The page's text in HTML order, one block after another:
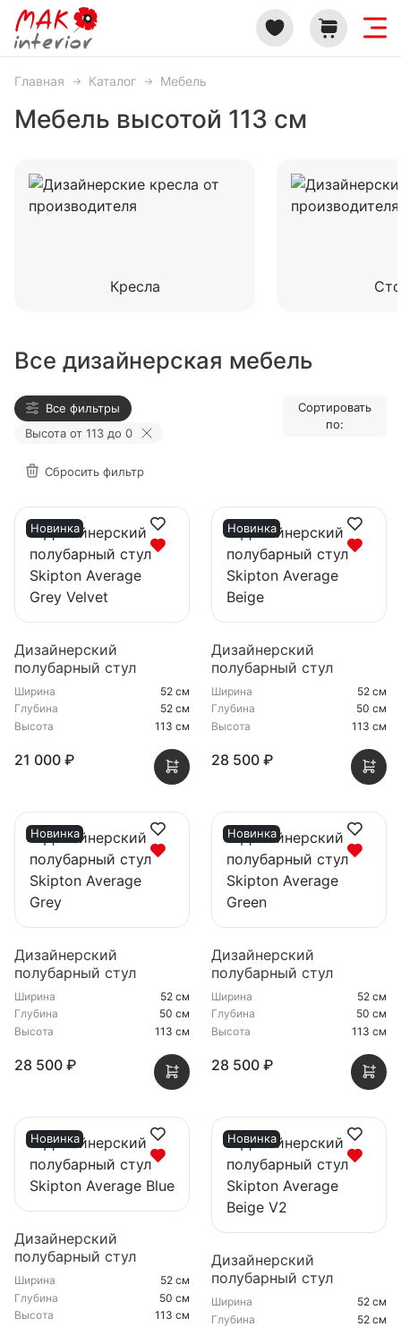
Главная Каталог Мебель
Мебель высотой 113 см
Кресла
Все дизайнерская мебель
Все фильтры
Высота от 113 до 0
Сбросить фильтр
Сортировать
по:
Новинка
Дизайнерский
полубарный стул
Skipton Average Grey
Velvet
Ширина
52 см
Глубина
52 см
Высота
113 см
21 000 ₽
Новинка
Дизайнерский
полубарный стул
Skipton Average Beige
Ширина
52 см
Глубина
50 см
Высота
113 см
28 500 ₽
Новинка
Дизайнерский
полубарный стул
Skipton Average Grey
Ширина
52 см
Глубина
50 см
Высота
113 см
28 500 ₽
Новинка
Дизайнерский
полубарный стул
Skipton Average Green
Ширина
52 см
Глубина
50 см
Высота
113 см
28 500 ₽
Новинка
Дизайнерский
полубарный стул
Skipton Average Blue
Ширина
52 см
Глубина
50 см
Высота
113 см
Новинка
Дизайнерский
полубарный стул
Skipton Average Beige
V2
Ширина
52 см
Глубина
52 см